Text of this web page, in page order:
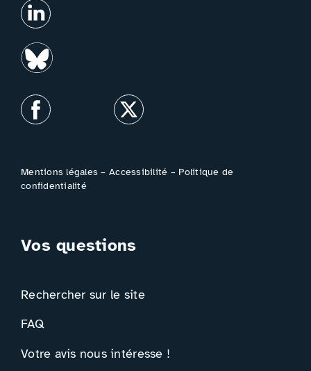
Mentions légales –Accessibilité – Politique de
confidentialité
Vos questions
Rechercher sur le site
FAQ
Votre avis nous intéresse !